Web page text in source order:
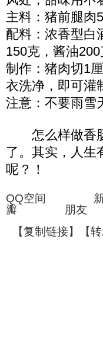
主料：猪前腿肉
配料：浓香型白
150克，酱油
制作：猪肉切1
衣洗净，即可灌
注意：不要雨雪
怎么样做香肠
了。其实，人生
呢？！
QQ空间
瓣 朋友
【复制链接】【